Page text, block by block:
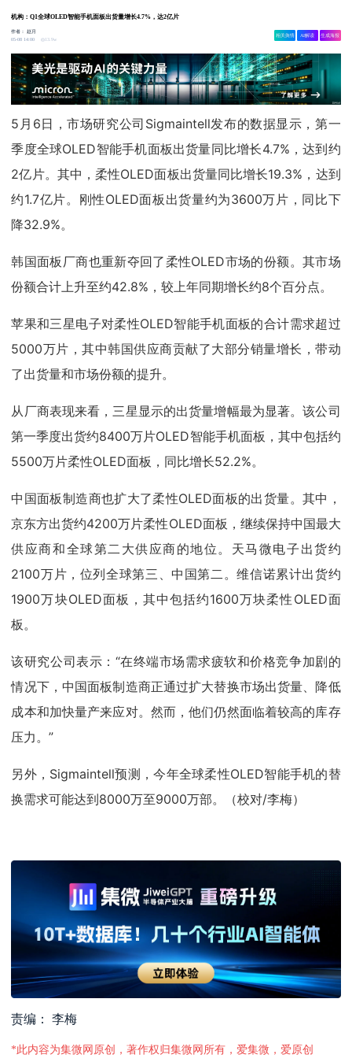
机构：Q1全球OLED智能手机面板出货量增长4.7%，达2亿片
作者：赵月
05-08 14:00
13.9w
相关舆情 AI解读 生成海报
5月6日，市场研究公司Sigmaintell发布的数据显示，第一
季度全球OLED智能手机面板出货量同比增长4.7%，达到约
2亿片。其中，柔性OLED面板出货量同比增长19.3%，达到
约1.7亿片。刚性OLED面板出货量约为3600万片，同比下
降32.9%。
韩国面板厂商也重新夺回了柔性OLED市场的份额。其市场
份额合计上升至约42.8%，较上年同期增长约8个百分点。
苹果和三星电子对柔性OLED智能手机面板的合计需求超过
5000万片，其中韩国供应商贡献了大部分销量增长，带动
了出货量和市场份额的提升。
从厂商表现来看，三星显示的出货量增幅最为显著。该公司
第一季度出货约8400万片OLED智能手机面板，其中包括约
5500万片柔性OLED面板，同比增长52.2%。
中国面板制造商也扩大了柔性OLED面板的出货量。其中，
京东方出货约4200万片柔性OLED面板，继续保持中国最大
供应商和全球第二大供应商的地位。天马微电子出货约
2100万片，位列全球第三、中国第二。维信诺累计出货约
1900万块OLED面板，其中包括约1600万块柔性OLED面
板。
该研究公司表示：“在终端市场需求疲软和价格竞争加剧的
情况下，中国面板制造商正通过扩大替换市场出货量、降低
成本和加快量产来应对。然而，他们仍然面临着较高的库存
压力。”
另外，Sigmaintell预测，今年全球柔性OLED智能手机的替
换需求可能达到8000万至9000万部。（校对/李梅）
责编： 李梅
*此内容为集微网原创，著作权归集微网所有，爱集微，爱原创